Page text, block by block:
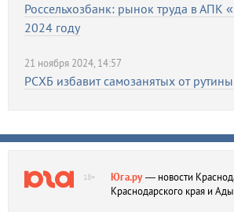
Россельхозбанк: рынок труда в АПК
2024 году
21 ноября 2024, 14:57
РСХБ избавит самозанятых от рутины
18+ Юга.ру— новости
Краснодарского края и